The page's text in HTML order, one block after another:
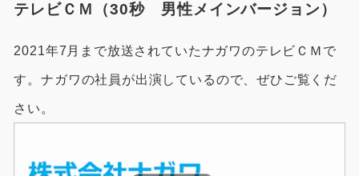
テレビＣＭ（30秒 男性メインバージョン）
2021年7月まで放送されていたナガワのテレビＣＭで
す。ナガワの社員が出演しているので、ぜひご覧くだ
さい。